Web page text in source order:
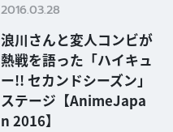
2016.03.28
浪川さんと変人コンビが
熱戦を語った「ハイキュ
ー!! セカンドシーズン」
ステージ【AnimeJapa
n 2016】